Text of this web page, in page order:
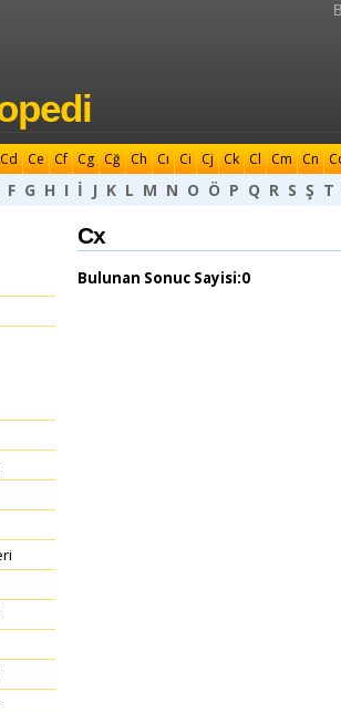
Cd Ce Cf Cg Cğ Ch Cı Ci Cj Ck Cl Cm Cn
F G H I İ J K L M N O Ö P Q R S Ş T
Cx
Bulunan Sonuc Sayisi:0